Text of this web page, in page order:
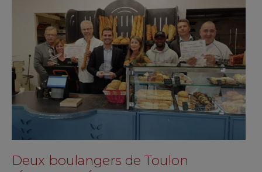
Deux boulangers de Toulon